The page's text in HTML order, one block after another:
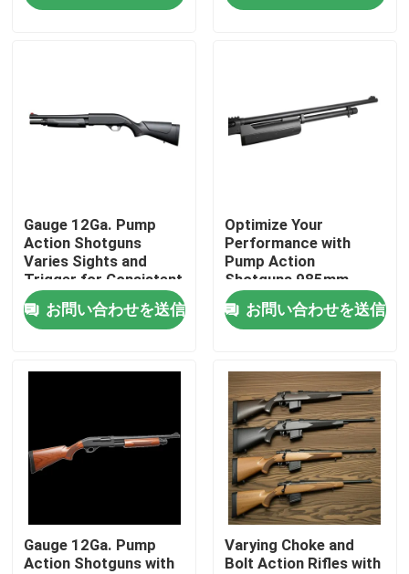
工場 ツアー
品質管理
連絡 ください
引金 を 求め て ください
半自動散弾銃
Gauge 12Ga. Pump
Action Shotguns
Varies Sights and
Trigger for Consistent
Performance
お問い合わせを送信
Optimize Your
Performance with
Pump Action
Shotguns 985mm
Overall Length and
Pump Action
お問い合わせを送信
Gauge 12Ga. Pump
Action Shotguns with
Varying Choke and
Bolt Action Rifles with